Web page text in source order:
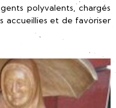
polyvalents, chargés
accueillies et de favoriser